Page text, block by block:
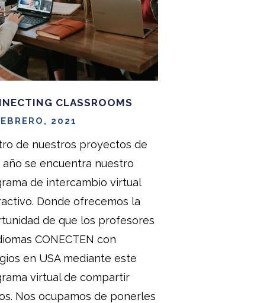
CLASSROOMS
2021
de nuestros proyectos de
se encuentra nuestro
de intercambio virtual
Donde ofrecemos la
de que los profesores
CONECTEN con
en USA mediante este
virtual de compartir
Nos ocupamos de ponerles